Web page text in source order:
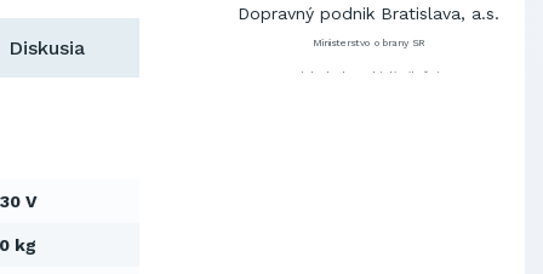
Diskusia
V
kg
Dopravný podnik Bratislava, a.s.
Ministerstvo obrany SR
Východoslovenská distribučná,